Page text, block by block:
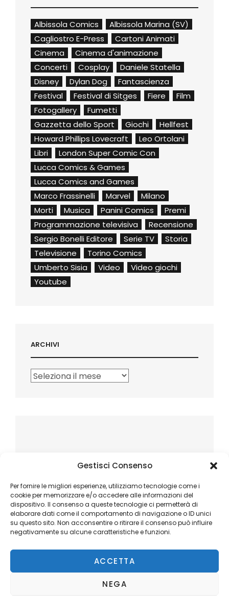
Gestisci Consenso
Per fornire le migliori esperienze, utilizziamo tecnologie come i
cookie per memorizzare e/o accedere alle informazioni del
dispositivo. Il consenso a queste tecnologie ci permetterà di
elaborare dati come il comportamento di navigazione o ID unici
su questo sito. Non acconsentire o ritirare il consenso può influire
negativamente su alcune caratteristiche e funzioni.
ACCETTA
NEGA
Albissola Comics
Albissola Marina (SV)
Cagliostro E-Press
Cartoni Animati
Cinema
Cinema d'animazione
Concerti
Cosplay
Daniele Statella
Disney
Dylan Dog
Fantascienza
Festival
Festival di Sitges Fiere
Film
Fotogallery
Fumetti
Gazzetta dello Sport
Giochi
Hellfest
Howard Phillips Lovecraft
Leo Ortolani
Libri
London Super Comic Con
Lucca Comics & Games
Lucca Comics and Games
Marco Frassinelli
Marvel
Milano
Morti
Musica Panini Comics
Premi
Programmazione televisiva
Recensione
Sergio Bonelli Editore
Serie TV
Storia
Televisione
Torino Comics
Umberto Sisia
Video
Video giochi
Youtube
ARCHIVI
Archivi